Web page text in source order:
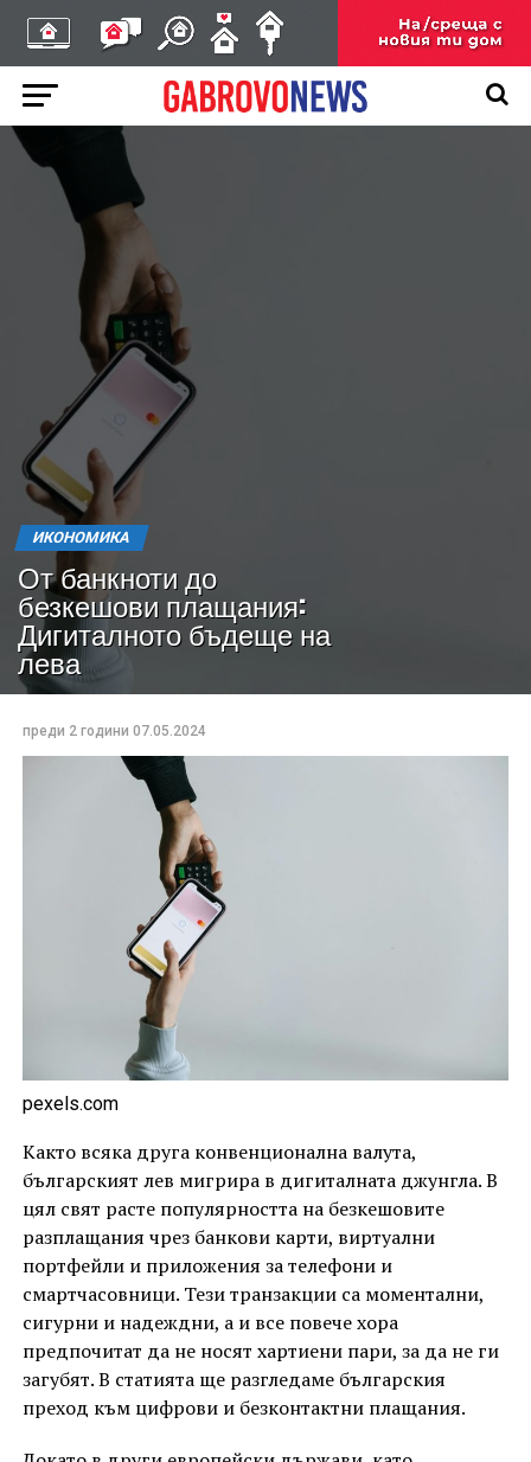
ИКОНОМИКА
От банкноти до
безкешови плащания:
Дигиталното бъдеще на
лева
преди 2 години 07.05.2024
pexels.com
Както всяка друга конвенционална валута,
българският лев мигрира в дигиталната джунгла. В
цял свят расте популярността на безкешовите
разплащания чрез банкови карти, виртуални
портфейли и приложения за телефони и
смартчасовници. Тези транзакции са моментални,
сигурни и надеждни, а и все повече хора
предпочитат да не носят хартиени пари, за да не ги
загубят. В статията ще разгледаме българския
преход към цифрови и безконтактни плащания.